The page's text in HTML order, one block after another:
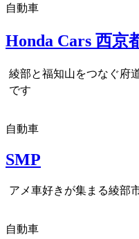
自動車
Honda Cars 西京
綾部と福知山をつなぐ府
です
自動車
SMP
アメ車好きが集まる綾部
自動車